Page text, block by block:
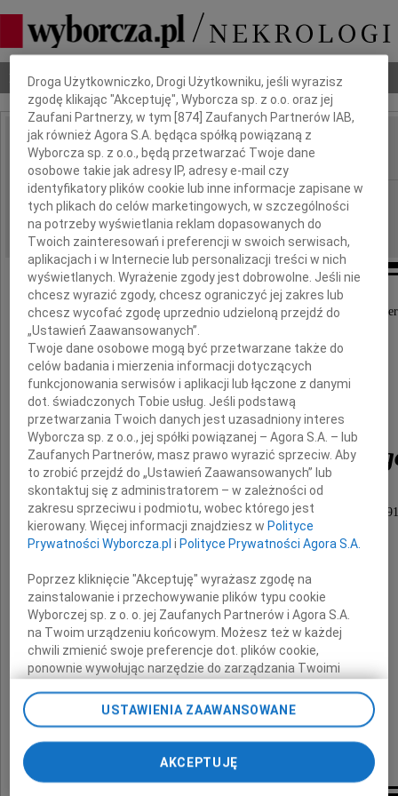
Nekrologi Odeszli Poradnik pogrzebowy
IMIĘ I NAZWISKO: Tadeusz Płaszewski
REGION: Kraków
DATA EMISJI: 14.12.2010
Z głębokim żalem przyjęliśmy wiadomość o
Tadeusza
pracownika naszego Muzeum w latach 1985-
znakomitego fotografa zbiorów muzealnych.
Rodzinie i Bliskim
wyrazy najgłębszego współczucia
składają
Dyrektor i pracownicy
Muzeum Narodowego w Krakowie
Dbamy o Twoją prywatność
Droga Użytkowniczko, Drogi Użytkowniku, jeśli wyrazisz
zgodę klikając "Akceptuję", Wyborcza sp. z o.o. oraz jej
Zaufani Partnerzy, w tym [874] Zaufanych Partnerów IAB,
jak również Agora S.A. będąca spółką powiązaną z
Wyborcza sp. z o.o., będą przetwarzać Twoje dane
osobowe takie jak adresy IP, adresy e-mail czy
identyfikatory plików cookie lub inne informacje zapisane w
tych plikach do celów marketingowych, w szczególności
na potrzeby wyświetlania reklam dopasowanych do
Twoich zainteresowań i preferencji w swoich serwisach,
aplikacjach i w Internecie lub personalizacji treści w nich
wyświetlanych. Wyrażenie zgody jest dobrowolne. Jeśli nie
chcesz wyrazić zgody, chcesz ograniczyć jej zakres lub
chcesz wycofać zgodę uprzednio udzieloną przejdź do
„Ustawień Zaawansowanych”.
Twoje dane osobowe mogą być przetwarzane także do
celów badania i mierzenia informacji dotyczących
funkcjonowania serwisów i aplikacji lub łączone z danymi
dot. świadczonych Tobie usług. Jeśli podstawą
przetwarzania Twoich danych jest uzasadniony interes
Wyborcza sp. z o.o., jej spółki powiązanej – Agora S.A. – lub
Zaufanych Partnerów, masz prawo wyrazić sprzeciw. Aby
to zrobić przejdź do „Ustawień Zaawansowanych” lub
skontaktuj się z administratorem – w zależności od
zakresu sprzeciwu i podmiotu, wobec którego jest
kierowany. Więcej informacji znajdziesz wPolityce
Prywatności Wyborcza.pl iPolityce Prywatności Agora S.A.
Poprzez kliknięcie "Akceptuję" wyrażasz zgodę na
zainstalowanie i przechowywanie plików typu cookie
Wyborczej sp. z o. o. jej Zaufanych Partnerów i Agora S.A.
na Twoim urządzeniu końcowym. Możesz też w każdej
chwili zmienić swoje preferencje dot. plików cookie,
ponownie wywołując narzędzie do zarządzania Twoimi
odnośnik „Ustawienia prywatności” w stopce serwisu i
przechodząc do sekcji „Ustawienia zaawansowane”.
Zmiana ustawień plików cookie możliwa jest także za
pomocą ustawień przeglądarki.
USTAWIENIA ZAAWANSOWANE
AKCEPTUJĘ